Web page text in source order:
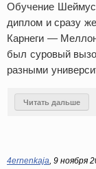
Обучение
диплом и сразу
Карнеги —
был суровый
разными
Читать дальше
4ernenkaja, 9 ноября